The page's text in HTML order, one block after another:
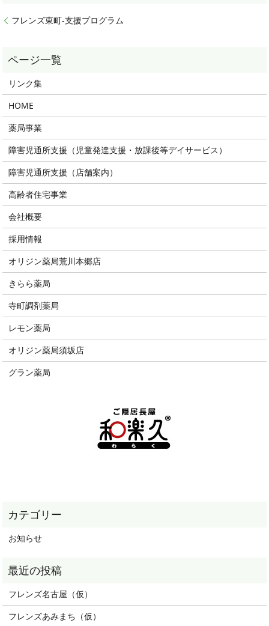
フレンズ東町-支援プログラム
リンク集
HOME
薬局事業
障害児通所支援（児童発達支援・放課後等デイサービス）
障害児通所支援（店舗案内）
高齢者住宅事業
会社概要
採用情報
オリジン薬局荒川本郷店
きらら薬局
寺町調剤薬局
レモン薬局
オリジン薬局須坂店
グラン薬局
お知らせ
フレンズ名古屋（仮）
フレンズあみまち（仮）